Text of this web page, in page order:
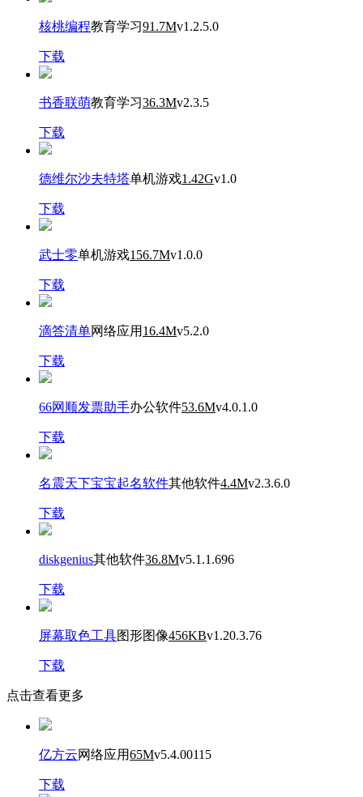
核桃编程教育学习91.7Mv1.2.5.0
下载
书香联萌教育学习36.3Mv2.3.5
下载
德维尔沙夫特塔单机游戏1.42Gv1.0
下载
武士零单机游戏156.7Mv1.0.0
下载
滴答清单网络应用 16.4Mv5.2.0
下载
66网顺发票助手办公软件53.6Mv4.0.1.0
下载
名震天下宝宝起名软件其他软件4.4Mv2.3.6.0
下载
diskgenius其他软件36.8Mv5.1.1.696
下载
屏幕取色工具图形图像456KBv1.20.3.76
下载
点击查看更多
亿方云网络应用65Mv5.4.00115
下载